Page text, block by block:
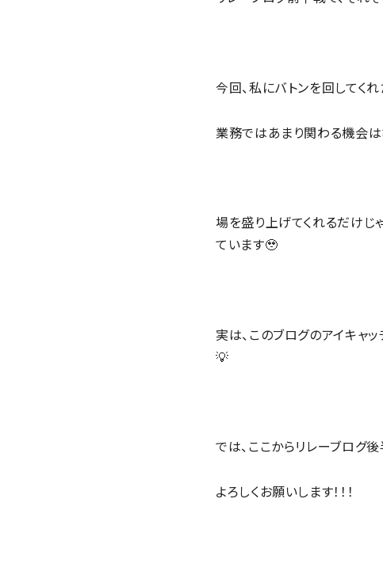
今回、私にバトンを回してく
業務ではあまり関わる機会
場を盛り上げてくれるだけじ
ています🥹
実は、このブログのアイキャ
💡
では、ここからリレーブログ
よろしくお願いします！！！